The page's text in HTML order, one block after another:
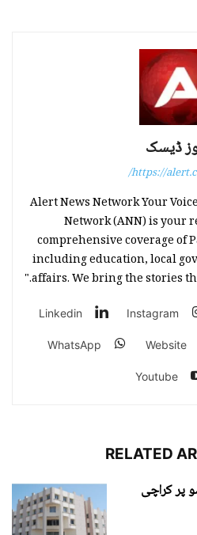
ڈیسک
https://
Alert News Network Your
Network (ANN) is your
comprehensive coverage of
including education, local
affairs. We bring the stories
Instagram
Linkedin
Website
WhatsApp
Youtube
RELATED
پر کراچی